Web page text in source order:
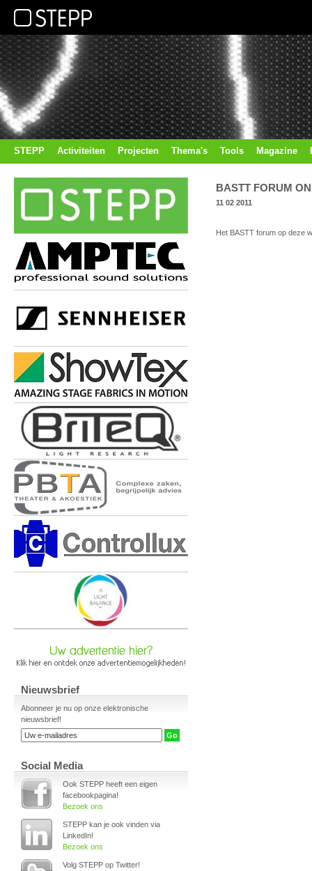
STEPP Activiteiten Projecten Thema's Tools Magazine
Nieuwsbrief
Abonneer je nu op onze elektronische
nieuwsbrief!
Social Media
Ook STEPP heeft een eigen
facebookpagina!
Bezoek ons
STEPP kan je ook vinden via
LinkedIn!
Bezoek ons
Volg STEPP op Twitter!
BASTT FORUM
11 02 2011
Het BASTT forum op deze